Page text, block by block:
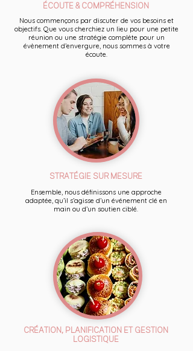
ÉCOUTE & COMPRÉHENSION
Nous commençons par discuter de vos besoins et
objectifs. Que vous cherchiez un lieu pour une petite
réunion ou une stratégie complète pour un
évènement d’envergure, nous sommes à votre
écoute.
STRATÉGIE SUR MESURE
Ensemble, nous définissons une approche
adaptée, qu’il s’agisse d’un événement clé en
main ou d’un soutien ciblé.
CRÉATION, PLANIFICATION ET GESTION
LOGISTIQUE